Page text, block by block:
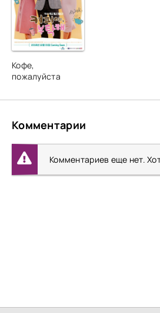
Кофе,
пожалуйста
Комментарии
Комментариев еще нет.